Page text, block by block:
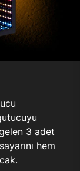
3 adet
hem